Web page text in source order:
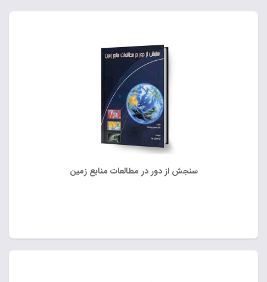
سنجش از دور در مطالعات منابع زمین